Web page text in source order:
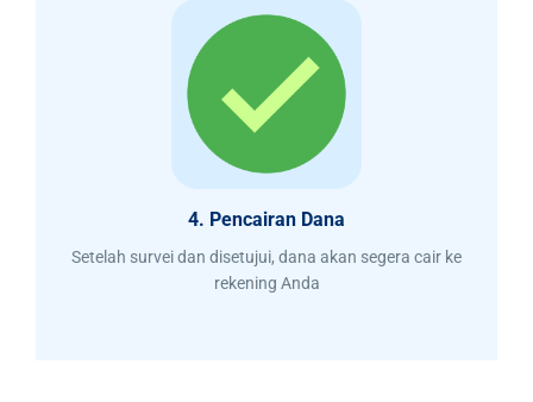
4. Pencairan Dana
Setelah survei dan disetujui, dana akan segera cair ke
rekening Anda